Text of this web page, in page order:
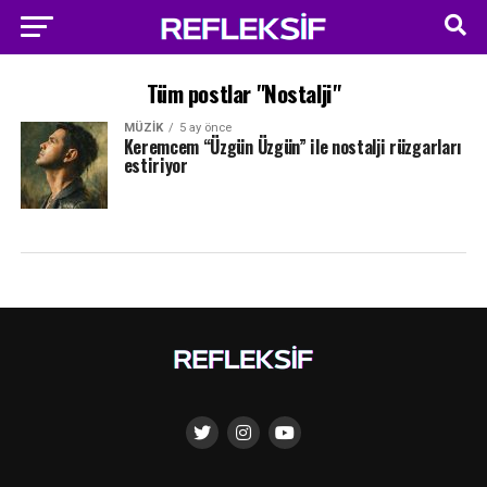
Tüm postlar "Nostalji"
MÜZIK 5 ay önce
Keremcem “Üzgün Üzgün” ile nostalji rüzgarları
estiriyor